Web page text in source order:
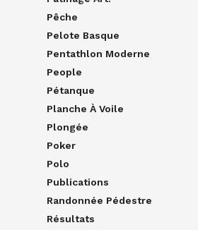
Pêche
Pelote Basque
Pentathlon Moderne
People
Pétanque
Planche À Voile
Plongée
Poker
Polo
Publications
Randonnée Pédestre
Résultats